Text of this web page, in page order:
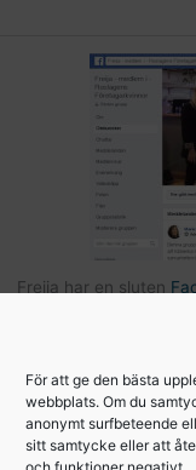
För att ge den bästa
webbplats. Om du
anonymt surfbeteende
sitt samtycke eller att
Freija har en sluten
gruppen kan du som
filer från Freijaträffar.
begär att få bli medlem